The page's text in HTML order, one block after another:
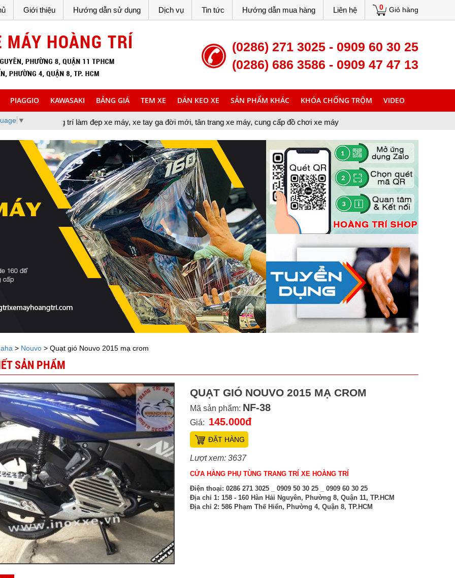
0 Giỏ hàng
Giới thiệu Hướng dẫn sử dụng Dịch vụ Tin tức Hướng dẫn mua hàng Liên hệ
(0286) 271 3025 - 0909 60 30 25
(0286) 686 3586 - 0909 47 47 13
PIAGGIO KAWASAKI BẢNG GIÁ TEM XE DÁN KEO XE SẢN PHẨM KHÁC KHÓA CHỐNG TRỘM VIDEO
▼
làm đẹp xe máy, xe tay ga đời mới, tân trang xe máy, cung cấp đồ chơi xe máy
> Nouvo> Quạt gió Nouvo 2015 mạ crom
SẢN PHẨM
QUẠT GIÓ NOUVO 2015 MẠ CROM
Mã sản phẩm: NF-38
Giá: 145.000đ
ĐẶT HÀNG
Lượt xem: 3637
CỬA HÀNG PHỤ TÙNG TRANG TRÍ XE HOÀNG TRÍ
Điện thoại: 0286 271 3025 _ 0909 50 30 25 _ 0909 60 30 25
Địa chỉ 1: 158 - 160 Hàn Hải Nguyên, Phường 8, Quận 11, TP.HCM
Địa chỉ 2: 586 Phạm Thế Hiển, Phường 4, Quận 8, TP.HCM